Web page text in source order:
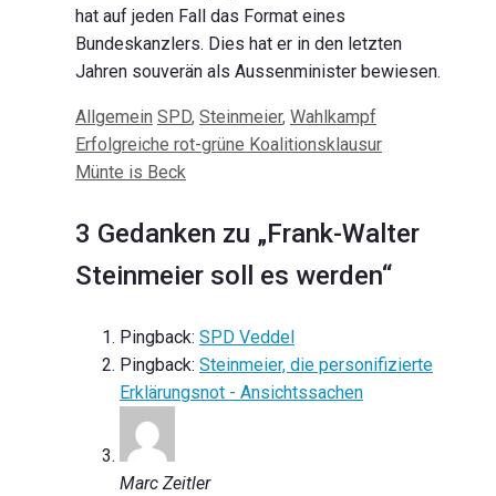
hat auf jeden Fall das Format eines
Bundeskanzlers. Dies hat er in den letzten
Jahren souverän als Aussenminister bewiesen.
Kategorien
Allgemein Schlagwörter
SPD, Steinmeier, Wahlkampf
Beitrags-
Navigation
Erfolgreiche rot-grüne Koalitionsklausur
Münte is Beck
3 Gedanken zu „Frank-Walter
Steinmeier soll es werden“
Pingback: SPD Veddel
Pingback: Steinmeier, die personifizierte
Erklärungsnot - Ansichtssachen
Marc Zeitler